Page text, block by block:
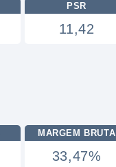
PSR
11,42
MARGEM BRUTA
33,47%